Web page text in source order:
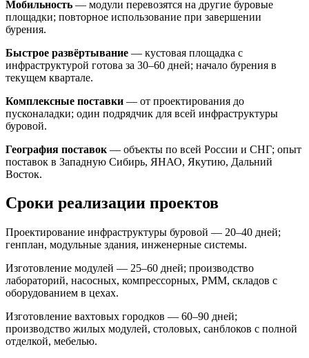
Мобильность — модули перевозятся на другие буровые
площадки; повторное использование при завершении
бурения.
Быстрое развёртывание — кустовая площадка с
инфраструктурой готова за 30–60 дней; начало бурения в
текущем квартале.
Комплексные поставки — от проектирования до
пусконаладки; один подрядчик для всей инфраструктуры
буровой.
География поставок — объекты по всей России и СНГ; опыт
поставок в Западную Сибирь, ЯНАО, Якутию, Дальний
Восток.
Сроки реализации проектов
Проектирование инфраструктуры буровой — 20–40 дней;
генплан, модульные здания, инженерные системы.
Изготовление модулей — 25–60 дней; производство
лабораторий, насосных, компрессорных, РММ, складов с
оборудованием в цехах.
Изготовление вахтовых городков — 60–90 дней;
производство жилых модулей, столовых, санблоков с полной
отделкой, мебелью.